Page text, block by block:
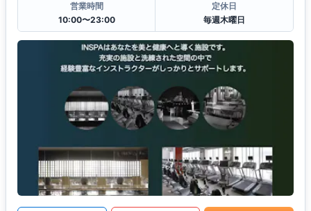
営業時間
10:00〜23:00
定休日
毎週木曜日